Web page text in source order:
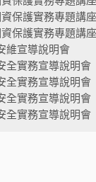
資保護實務專題講座
資保護實務專題講座
維宣導說明會
實務宣導說明會
實務宣導說明會
實務宣導說明會
全實務宣導說明